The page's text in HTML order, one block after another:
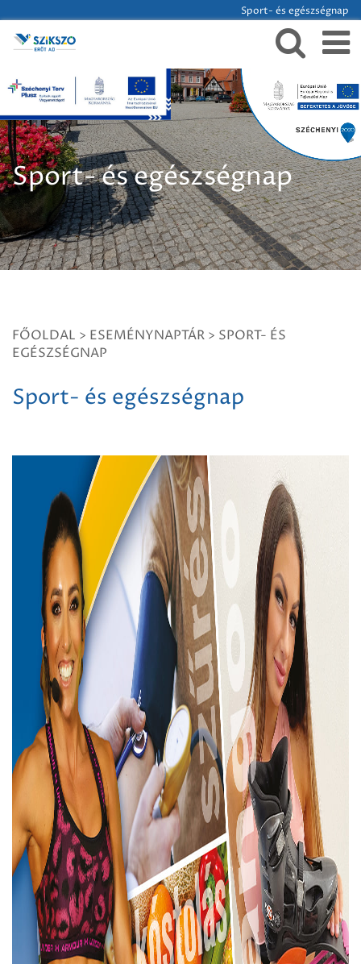
Sport- és egészségnap
Sport- és egészségnap
FŐOLDAL > ESEMÉNYNAPTÁR > SPORT- ÉS
EGÉSZSÉGNAP
Sport- és egészségnap